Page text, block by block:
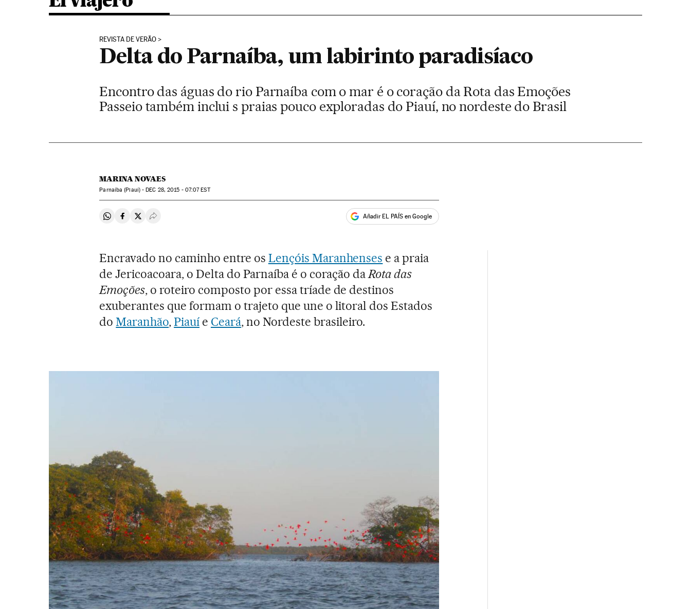
REVISTA DE VERÃO
Delta do Parnaíba, um labirinto paradisíaco
Encontro das águas do rio Parnaíba com o mar é o coração da Rota das Emoções
Passeio também inclui s praias pouco exploradas do Piauí, no nordeste do Brasil
MARINA NOVAES
Parnaíba (Piauí) -DEC 28, 2015 - 07:07EST
Compartir en Whatsapp
Compartir en Facebook
Compartir en Twitter
Desplegar Redes Sociales Añadir EL PAÍS en Google
Encravado no caminho entre os Lençóis Maranhenses e a praia
de Jericoacoara, o Delta do Parnaíba é o coração daRota das
Emoções, o roteiro composto por essa tríade de destinos
exuberantes que formam o trajeto que une o litoral dos Estados
doMaranhão,Piauí e Ceará, no Nordeste brasileiro.